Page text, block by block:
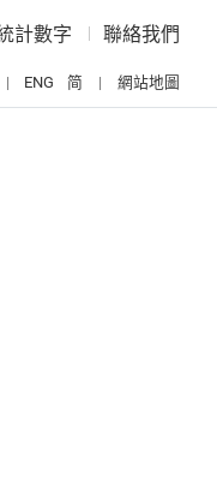
計數字 聯絡我們
| ENG 简 | 網站地圖